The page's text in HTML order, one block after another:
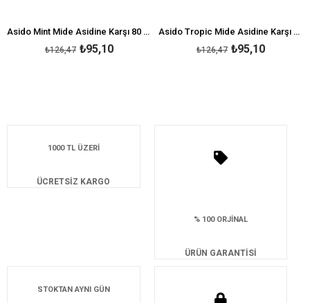
Asido Mint Mide Asidine Karşı 80 Çiğneme Tableti
₺95,10
₺126,47
Asido Tropic Mide Asidine Karşı 80 Çiğneme Tableti
₺95,10
₺126,47
1000 TL ÜZERİ
ÜCRETSİZ KARGO
% 100 ORJİNAL
ÜRÜN GARANTİSİ
STOKTAN AYNI GÜN